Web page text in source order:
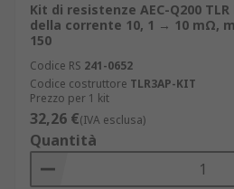
Kit di resistenze AEC-Q200
della corrente 10, 1 → 10 mΩ,
150
Codice RS 241-0652
Codice costruttore TLR3AP-KIT
Prezzo per 1 kit
32,26 €(IVA esclusa)
Quantità